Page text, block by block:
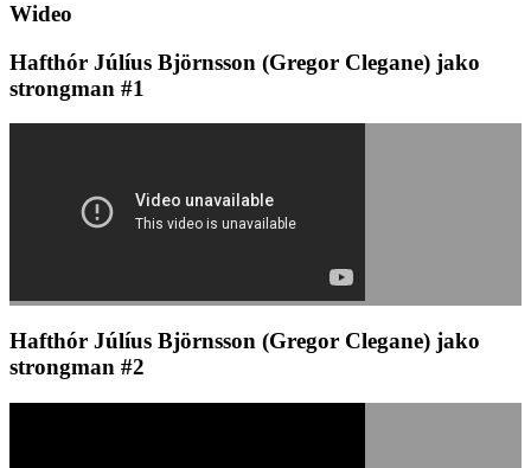
Wideo
Hafthór Júlíus Björnsson (Gregor Clegane) jako
strongman #1
Hafthór Júlíus Björnsson (Gregor Clegane) jako
strongman #2